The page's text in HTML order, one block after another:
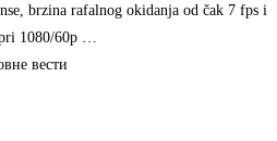
brzina rafalnog okidanja od čak 7 fps i
1080/60p …
вести